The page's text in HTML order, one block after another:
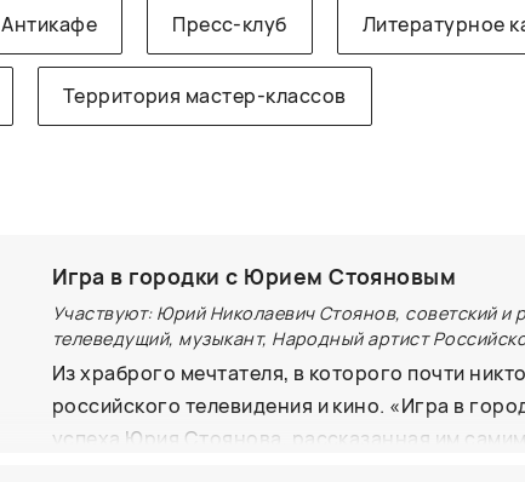
Антикафе Пресс-клуб Литературное
Территория мастер-классов
Игра в городки с Юрием Стояновым
Участвуют: Юрий Николаевич Стоянов, советский и
телеведущий, музыкант, Народный артист
Из храброго мечтателя, в которого почти
российского телевидения и кино. «Игра в
успеха Юрия Стоянова, рассказанная им